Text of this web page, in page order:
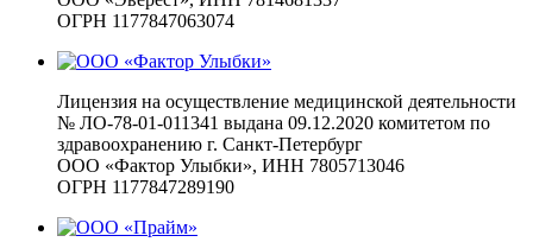
ОГРН 1177847063074
Лицензия на осуществление медицинской деятельности
№ ЛО-78-01-011341 выдана 09.12.2020 комитетом по
здравоохранению г. Санкт-Петербург
ООО «Фактор Улыбки», ИНН 7805713046
ОГРН 1177847289190